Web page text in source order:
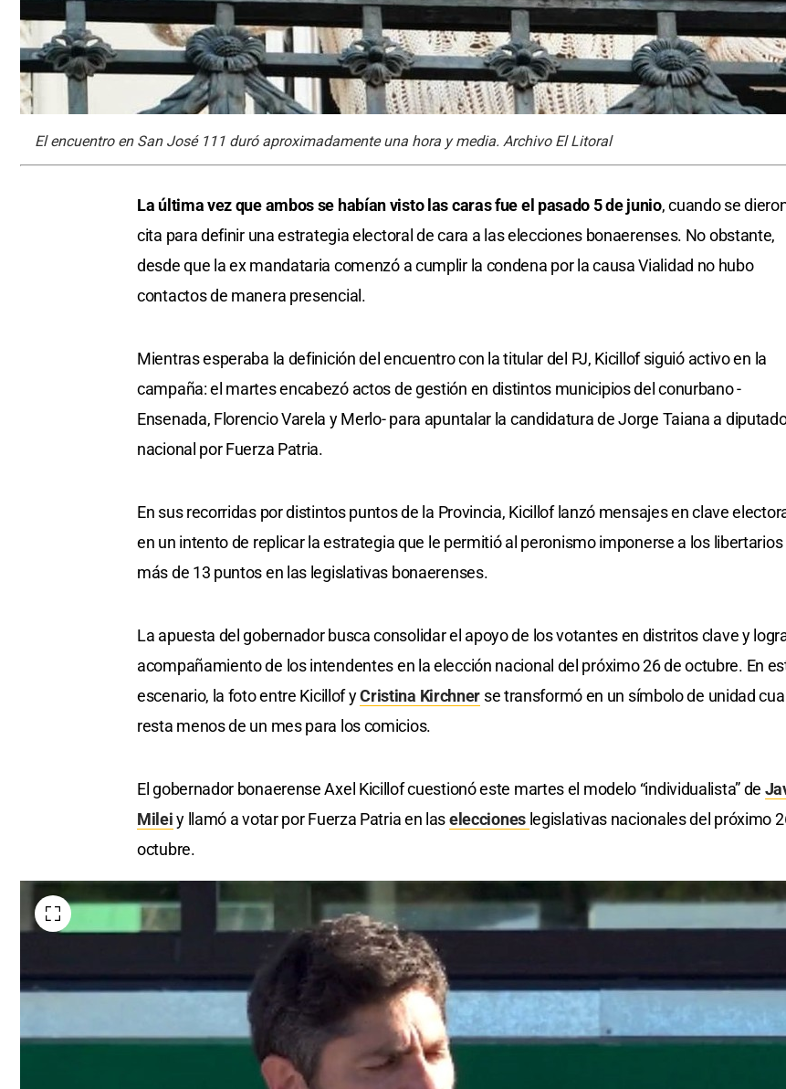
El encuentro en San José 111 duró aproximadamente una hora y media. Archivo El Litoral
La última vez que ambos se habían visto las caras fue el pasado 5 de junio, cuando se
cita para definir una estrategia electoral de cara a las elecciones bonaerenses. No obstante,
desde que la ex mandataria comenzó a cumplir la condena por la causa Vialidad no hubo
contactos de manera presencial.
Mientras esperaba la definición del encuentro con la titular del PJ, Kicillof siguió activo en la
campaña: el martes encabezó actos de gestión en distintos municipios del conurbano -
Ensenada, Florencio Varela y Merlo- para apuntalar la candidatura de Jorge Taiana a
nacional por Fuerza Patria.
En sus recorridas por distintos puntos de la Provincia, Kicillof lanzó mensajes en clave
en un intento de replicar la estrategia que le permitió al peronismo imponerse a los libertarios
más de 13 puntos en las legislativas bonaerenses.
La apuesta del gobernador busca consolidar el apoyo de los votantes en distritos clave y
acompañamiento de los intendentes en la elección nacional del próximo 26 de octubre. En
escenario, la foto entre Kicillof yCristina Kirchner se transformó en un símbolo de unidad
resta menos de un mes para los comicios.
El gobernador bonaerense Axel Kicillof cuestionó este martes el modelo “individualista” de
Mileiy llamó a votar por Fuerza Patria en laselecciones legislativas nacionales del próximo
octubre.